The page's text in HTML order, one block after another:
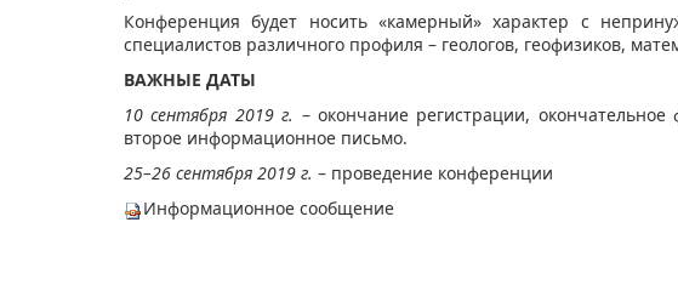
Конференция будет носить «камерный» характер с
специалистов различного профиля – геологов, геофизиков,
ВАЖНЫЕ ДАТЫ
10 сентября 2019 г. – окончание регистрации,
второе информационное письмо.
25–26 сентября 2019 г. – проведение конференции
Информационное сообщение​